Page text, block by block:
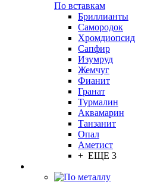
По вставкам
Бриллианты
Самородок
Хромдиопсид
Сапфир
Изумруд
Жемчуг
Фианит
Гранат
Турмалин
Аквамарин
Танзанит
Опал
Аметист
+ ЕЩЕ 3